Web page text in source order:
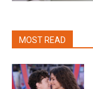
MOST READ